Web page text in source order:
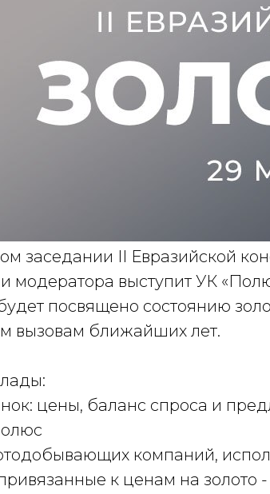
заседании II Евразийской
модератора выступит УК
посвящено состоянию
вызовам ближайших лет.
цены, баланс спроса и
компаний,
к ценам на золото